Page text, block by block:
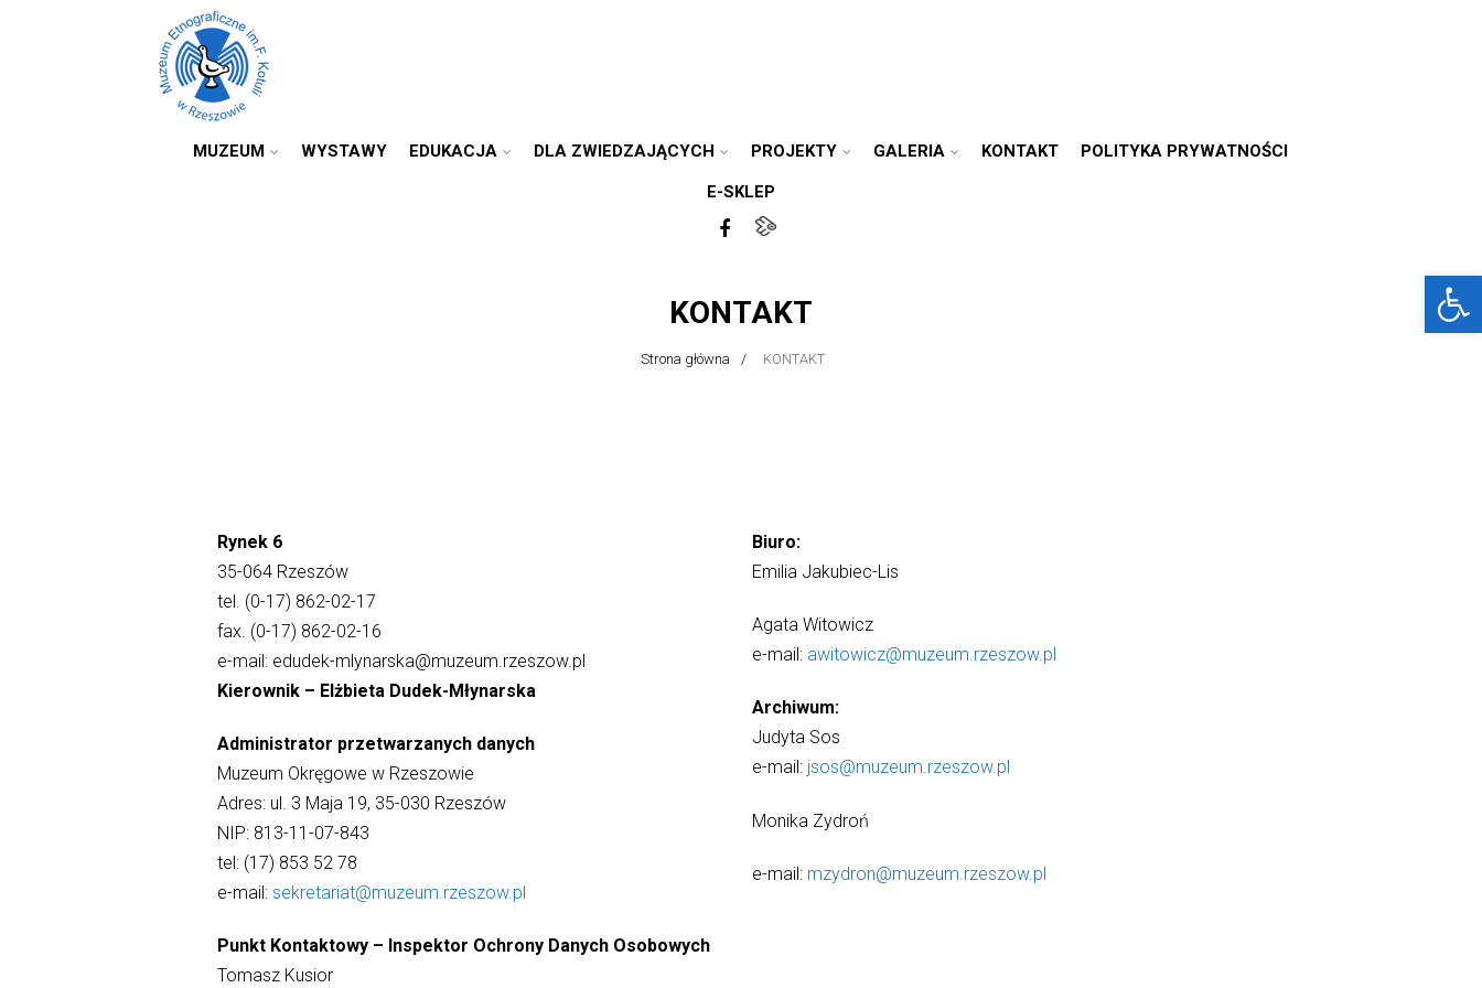
MUZEUM WYSTAWY EDUKACJA DLA ZWIEDZAJĄCYCH PROJEKTY GALERIA KONTAKT POLITYKA PRYWATNOŚCI
E-SKLEP
KONTAKT
Strona główna KONTAKT
Rynek 6
35-064 Rzeszów
tel. (0-17) 862-02-17
fax. (0-17) 862-02-16
e-mail: edudek-mlynarska@muzeum.rzeszow.pl
Kierownik – Elżbieta Dudek-Młynarska
Administrator przetwarzanych danych
Muzeum Okręgowe w Rzeszowie
Adres: ul. 3 Maja 19, 35-030 Rzeszów
NIP: 813-11-07-843
tel: (17) 853 52 78
e-mail: sekretariat@muzeum.rzeszow.pl
Punkt Kontaktowy – Inspektor Ochrony Danych Osobowych
Tomasz Kusior
Biuro:
Emilia Jakubiec-Lis
Agata Witowicz
e-mail: awitowicz@muzeum.rzeszow.pl
Archiwum:
Judyta Sos
e-mail: jsos@muzeum.rzeszow.pl
Monika Zydroń
e-mail: mzydron@muzeum.rzeszow.pl